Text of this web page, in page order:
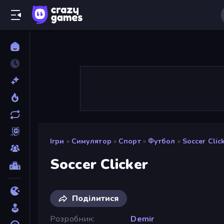
Ігри » Симулятор » Спорт » Футбол » Soccer
Soccer Clicker
Поділитися
Розробник
Demir